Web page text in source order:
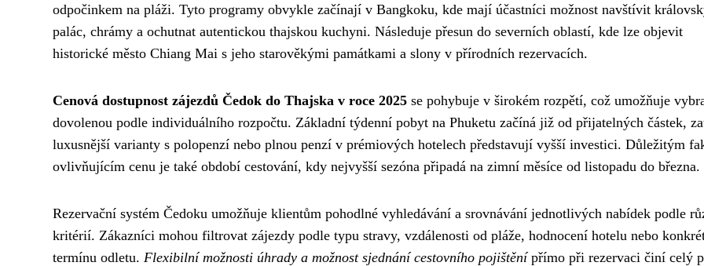
odpočinkem na pláži. Tyto programy obvykle začínají v Bangkoku, kde mají účastníci možnost navštívit
palác, chrámy a ochutnat autentickou thajskou kuchyni. Následuje přesun do severních oblastí, kde lze objevit
historické město Chiang Mai s jeho starověkými památkami a slony v přírodních rezervacích.
Cenová dostupnost zájezdů Čedok do Thajska v roce 2025 se pohybuje v širokém rozpětí, což umožňuje
dovolenou podle individuálního rozpočtu. Základní týdenní pobyt na Phuketu začíná již od přijatelných částek,
luxusnější varianty s polopenzí nebo plnou penzí v prémiových hotelech představují vyšší investici. Důležitým
ovlivňujícím cenu je také období cestování, kdy nejvyšší sezóna připadá na zimní měsíce od listopadu do března.
Rezervační systém Čedoku umožňuje klientům pohodlné vyhledávání a srovnávání jednotlivých nabídek podle
kritérií. Zákazníci mohou filtrovat zájezdy podle typu stravy, vzdálenosti od pláže, hodnocení hotelu nebo
termínu odletu. Flexibilní možnosti úhrady a možnost sjednání cestovního pojištěnípřímo při rezervaci činí celý